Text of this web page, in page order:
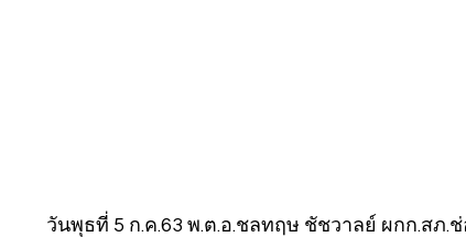
วันพุธที่ 5 ก.ค.63 พ.ต.อ.ชลทฤษ ชัชวาลย์ ผกก.สภ